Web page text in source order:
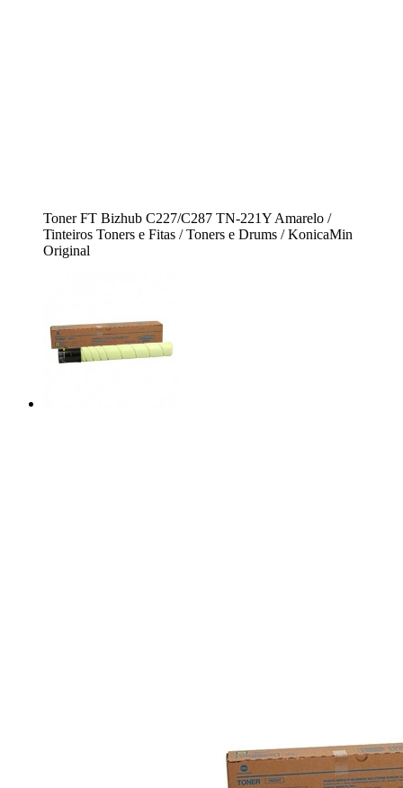
Toner FT Bizhub C227/C287 TN-221Y Amarelo /
Tinteiros Toners e Fitas / Toners e Drums / KonicaMin
Original